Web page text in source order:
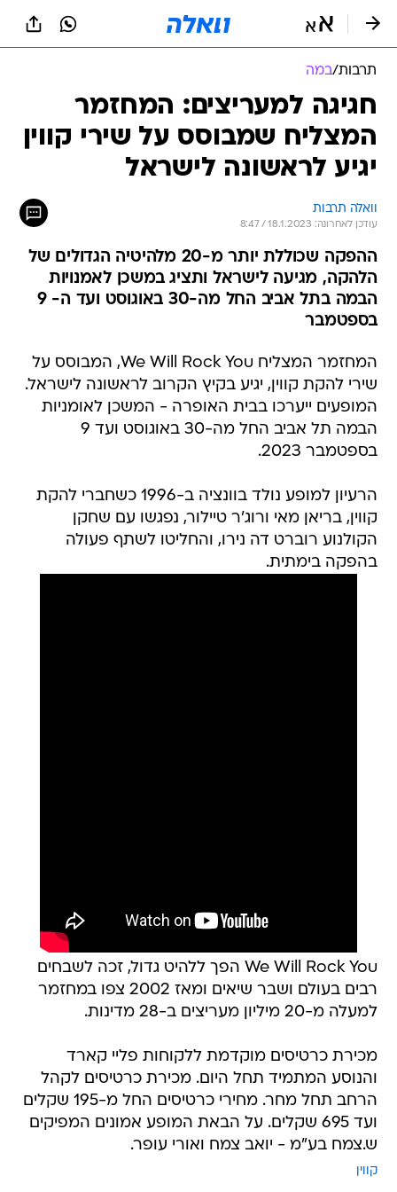
תרבות/במה
חגיגה למעריצים: המחזמר
המצליח שמבוסס על שירי קווין
יגיע לראשונה לישראל
וואלה תרבות
עודכן לאחרונה: 18.1.2023 / 8:47
ההפקה שכוללת יותר מ-20 מלהיטיה הגדולים של
הלהקה, מגיעה לישראל ותציג במשכן לאמנויות
הבמה בתל אביב החל מה-30 באוגוסט ועד ה- 9
בספטמבר
המחזמר המצליח We Will Rock You, המבוסס על
שירי להקת קווין, יגיע בקיץ הקרוב לראשונה לישראל.
המופעים ייערכו בבית האופרה - המשכן לאומניות
הבמה תל אביב החל מה-30 באוגוסט ועד 9
בספטמבר 2023.
הרעיון למופע נולד בוונציה ב-1996 כשחברי להקת
קווין, בריאן מאי ורוג'ר טיילור, נפגשו עם שחקן
הקולנוע רוברט דה נירו, והחליטו לשתף פעולה
בהפקה בימתית.
We Will Rock You הפך ללהיט גדול, זכה לשבחים
רבים בעולם ושבר שיאים ומאז 2002 צפו במחזמר
למעלה מ-20 מיליון מעריצים ב-28 מדינות.
מכירת כרטיסים מוקדמת ללקוחות פליי קארד
והנוסע המתמיד תחל היום. מכירת כרטיסים לקהל
הרחב תחל מחר. מחירי כרטיסים החל מ-195 שקלים
ועד 695 שקלים. על הבאת המופע אמונים המפיקים
ש.צמח בע"מ - יואב צמח ואורי עופר.
קווין